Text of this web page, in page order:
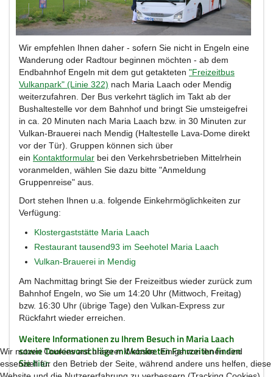
Wir empfehlen Ihnen daher - sofern Sie nicht in Engeln eine
Wanderung oder Radtour beginnen möchten - ab dem
Endbahnhof Engeln mit dem gut getakteten "Freizeitbus
Vulkanpark" (Linie 322) nach Maria Laach oder Mendig
weiterzufahren. Der Bus verkehrt täglich im Takt ab der
Bushaltestelle vor dem Bahnhof und bringt Sie umsteigefrei
in ca. 20 Minuten nach Maria Laach bzw. in 30 Minuten zur
Vulkan-Brauerei nach Mendig (Haltestelle Lava-Dome direkt
vor der Tür). Gruppen können sich über
ein Kontaktformular bei den Verkehrsbetrieben Mittelrhein
voranmelden, wählen Sie dazu bitte "Anmeldung
Gruppenreise" aus.
Dort stehen Ihnen u.a. folgende Einkehrmöglichkeiten zur
Verfügung:
Klostergaststätte Maria Laach
Restaurant tausend93 im Seehotel Maria Laach
Vulkan-Brauerei in Mendig
Am Nachmittag bringt Sie der Freizeitbus wieder zurück zum
Bahnhof Engeln, wo Sie um 14:20 Uhr (Mittwoch, Freitag)
bzw. 16:30 Uhr (übrige Tage) den Vulkan-Express zur
Rückfahrt wieder erreichen.
Weitere Informationen zu Ihrem Besuch in Maria Laach
sowie Tourenvorschläge mit konkreten Fahrzeiten finden
Siehier.
Wir nutzen Cookies auf unserer Website. Einige von ihnen sind
essenziell für den Betrieb der Seite, während andere uns helfen, diese